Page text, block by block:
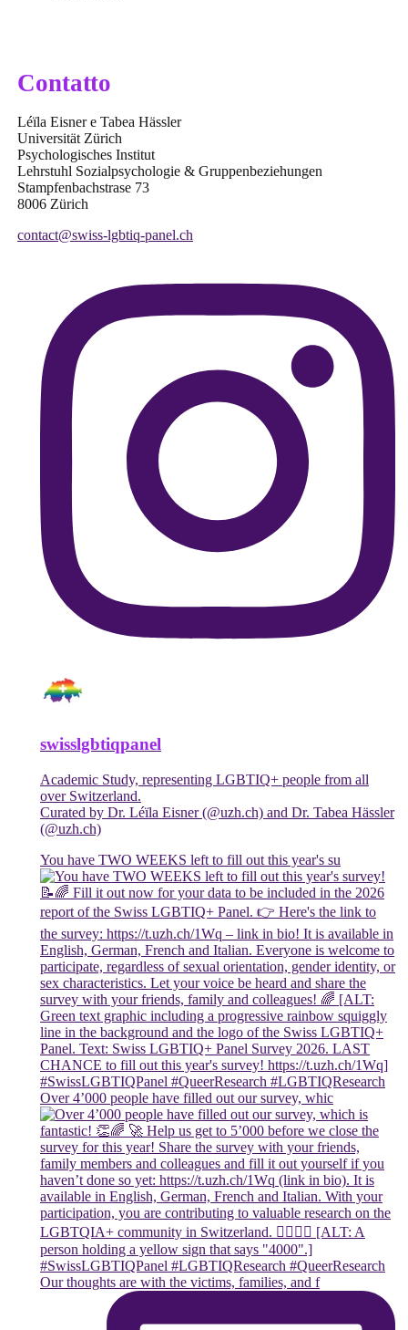
Contatto
Léïla Eisner e Tabea Hässler
Universität Zürich
Psychologisches Institut
Lehrstuhl Sozialpsychologie & Gruppenbeziehungen
Stampfenbachstrase 73
8006 Zürich
contact@swiss-lgbtiq-panel.ch
swisslgbtiqpanel
Academic Study, representing LGBTIQ+ people from all
over Switzerland.
Curated by Dr. Léïla Eisner (@uzh.ch) and Dr. Tabea Hässler
(@uzh.ch)
You have TWO WEEKS left to fill out this year's su
Over 4’000 people have filled out our survey, whic
Our thoughts are with the victims, families, and f